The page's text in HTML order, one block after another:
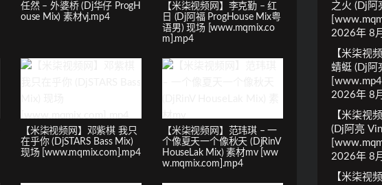
任然 – 外婆桥 (Dj华仔 ProgH
ouse Mix) 素材vj.mp4
【米柒视频网】李克勤 – 红
日 (Dj阿福 ProgHouse Mix粤
语男) 现场 [www.mqmix.co
m].mp4
【米柒视频网】邓紫棋 我只
在乎你 (DjSTARS Bass Mix)
现场 [www.mqmix.com].mp4
【米柒视频网】范玮琪 – 一
个像夏天一个像秋天 (DjRinV
HouseLak Mix) 素材mv [ww
w.mqmix.com].mp4
之火 (Dj阿
2026年 8
【米柒视
蜻蜓 (Dj阿
[www.mp4
2026年 8
【米柒视
(Dj阿亮
2026年 8
【米柒视